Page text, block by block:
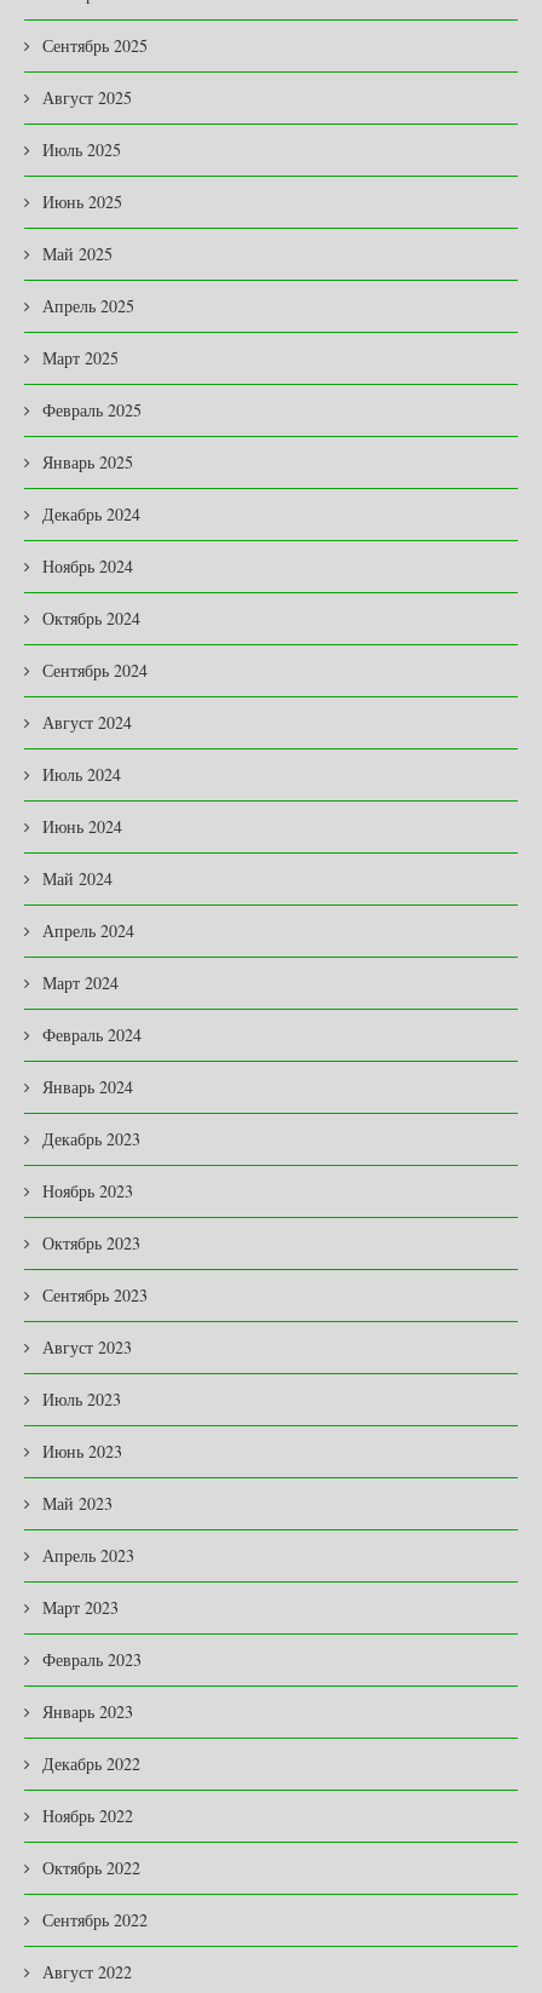
Сентябрь 2025
Август 2025
Июль 2025
Июнь 2025
Май 2025
Апрель 2025
Март 2025
Февраль 2025
Январь 2025
Декабрь 2024
Ноябрь 2024
Октябрь 2024
Сентябрь 2024
Август 2024
Июль 2024
Июнь 2024
Май 2024
Апрель 2024
Март 2024
Февраль 2024
Январь 2024
Декабрь 2023
Ноябрь 2023
Октябрь 2023
Сентябрь 2023
Август 2023
Июль 2023
Июнь 2023
Май 2023
Апрель 2023
Март 2023
Февраль 2023
Январь 2023
Декабрь 2022
Ноябрь 2022
Октябрь 2022
Сентябрь 2022
Август 2022